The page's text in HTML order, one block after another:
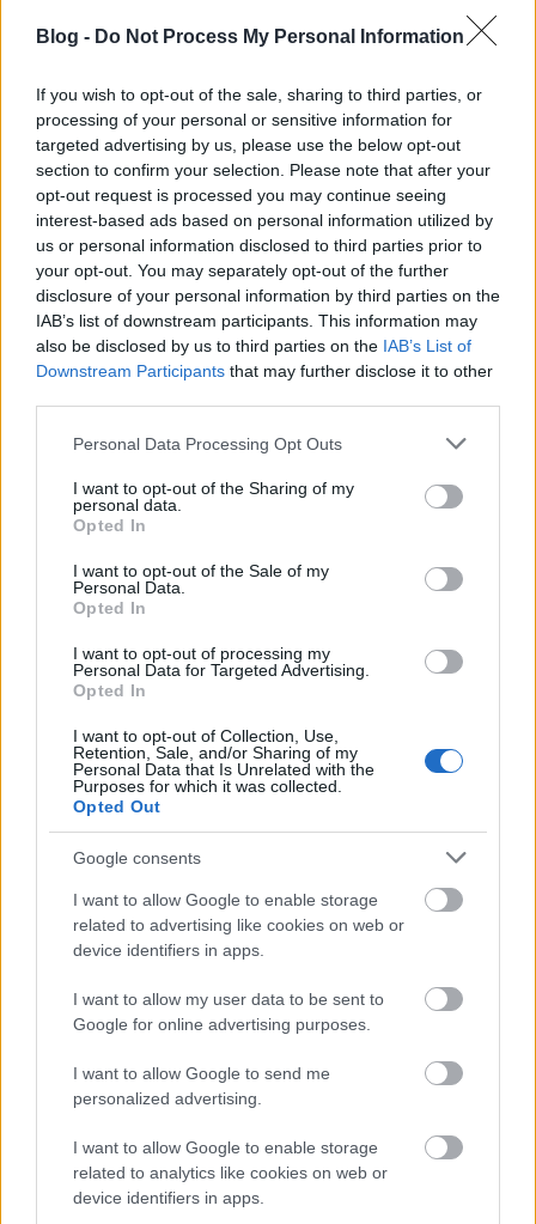
Blog - Do Not Process My Personal Information
If you wish to opt-out of the sale, sharing to third parties, or
processing of your personal or sensitive information for
targeted advertising by us, please use the below opt-out
section to confirm your selection. Please note that after your
opt-out request is processed you may continue seeing
interest-based ads based on personal information utilized by
us or personal information disclosed to third parties prior to
your opt-out. You may separately opt-out of the further
disclosure of your personal information by third parties on the
IAB’s list of downstream participants. This information may
also be disclosed by us to third parties on the IAB’s List of
Downstream Participants that may further disclose it to other
Please note that this website/app uses one or more Google
not limited to your visit or usage behaviour. You may click to
grant or deny consent to Google and its third-party tags to
use your data for below specified purposes in below Google
consent section.
Personal Data Processing Opt Outs
I want to opt-out of the Sharing of my
personal data.
Opted In
I want to opt-out of the Sale of my
Personal Data.
Opted In
I want to opt-out of processing my
Personal Data for Targeted Advertising.
Opted In
I want to opt-out of Collection, Use,
Retention, Sale, and/or Sharing of my
Personal Data that Is Unrelated with the
Purposes for which it was collected.
Opted Out
Google consents
I want to allow Google to enable storage
related to advertising like cookies on web or
device identifiers in apps.
I want to allow my user data to be sent to
Google for online advertising purposes.
I want to allow Google to send me
personalized advertising.
I want to allow Google to enable storage
related to analytics like cookies on web or
device identifiers in apps.
Alfred Henry Maurer La Femme Dans Le Voile Mauve
Velencei álmok és mediterrán
elegancia Reem Acrától
gaborszakacs•2026. június 18.
adnak, Reem Acra számára ebben a szezonban
Velence jelentette az inspirációt. Miután az elmúlt év
városába tett utazásaikhoz, a libanoni származású,
New Yorkban alkotó divattervezőt teljesen magával
ragadta…